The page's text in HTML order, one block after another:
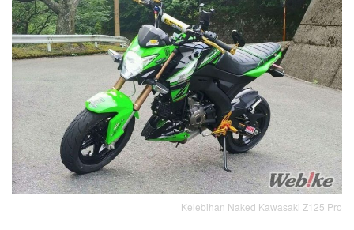
Kelebihan Naked Kawasaki Z125 Pro